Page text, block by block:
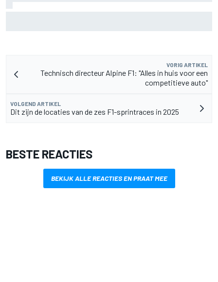
VORIG ARTIKEL
Technisch directeur Alpine F1: "Alles in huis voor een
competitieve auto"
VOLGEND ARTIKEL
Dit zijn de locaties van de zes F1-sprintraces in 2025
BESTE REACTIES
BEKIJK ALLE REACTIES EN PRAAT MEE